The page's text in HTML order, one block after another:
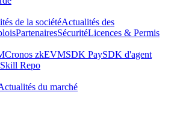
de la sociétéActualités des
PartenairesSécuritéLicences & Permis
Cronos zkEVMSDK PaySDK d'agent
Repo
du marché